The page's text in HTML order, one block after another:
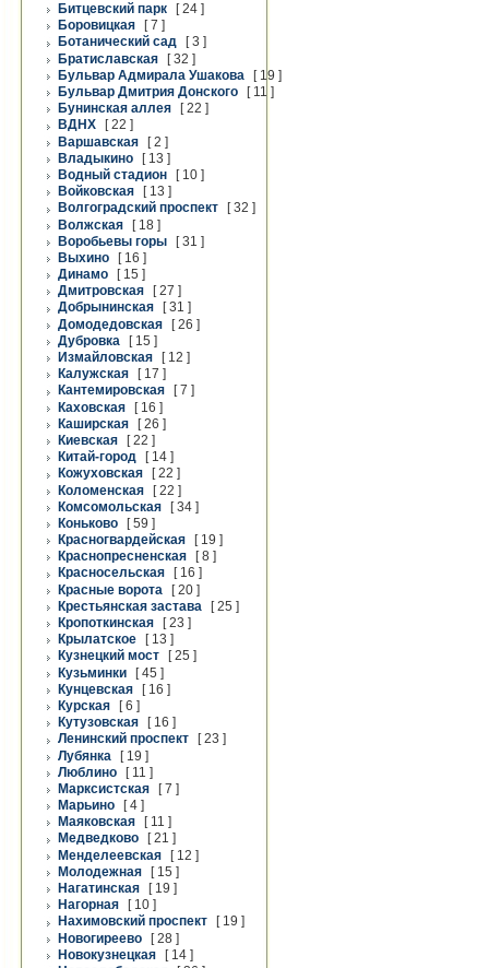
Битцевский парк
[ 24 ]
Боровицкая
[ 7 ]
Ботанический сад
[ 3 ]
Братиславская
[ 32 ]
Бульвар Адмирала Ушакова
[ 19 ]
Бульвар Дмитрия Донского
[ 11 ]
Бунинская аллея
[ 22 ]
ВДНХ
[ 22 ]
Варшавская
[ 2 ]
Владыкино
[ 13 ]
Водный стадион
[ 10 ]
Войковская
[ 13 ]
Волгоградский проспект
[ 32 ]
Волжская
[ 18 ]
Воробьевы горы
[ 31 ]
Выхино
[ 16 ]
Динамо
[ 15 ]
Дмитровская
[ 27 ]
Добрынинская
[ 31 ]
Домодедовская
[ 26 ]
Дубровка
[ 15 ]
Измайловская
[ 12 ]
Калужская
[ 17 ]
Кантемировская
[ 7 ]
Каховская
[ 16 ]
Каширская
[ 26 ]
Киевская
[ 22 ]
Китай-город
[ 14 ]
Кожуховская
[ 22 ]
Коломенская
[ 22 ]
Комсомольская
[ 34 ]
Коньково
[ 59 ]
Красногвардейская
[ 19 ]
Краснопресненская
[ 8 ]
Красносельская
[ 16 ]
Красные ворота
[ 20 ]
Крестьянская застава
[ 25 ]
Кропоткинская
[ 23 ]
Крылатское
[ 13 ]
Кузнецкий мост
[ 25 ]
Кузьминки
[ 45 ]
Кунцевская
[ 16 ]
Курская
[ 6 ]
Кутузовская
[ 16 ]
Ленинский проспект
[ 23 ]
Лубянка
[ 19 ]
Люблино
[ 11 ]
Марксистская
[ 7 ]
Марьино
[ 4 ]
Маяковская
[ 11 ]
Медведково
[ 21 ]
Менделеевская
[ 12 ]
Молодежная
[ 15 ]
Нагатинская
[ 19 ]
Нагорная
[ 10 ]
Нахимовский проспект
[ 19 ]
Новогиреево
[ 28 ]
Новокузнецкая
[ 14 ]